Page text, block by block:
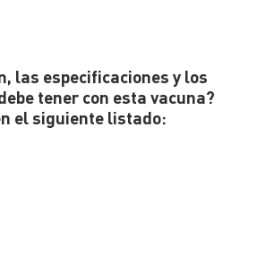
las especificaciones y los
tener con esta vacuna?
el siguiente listado: